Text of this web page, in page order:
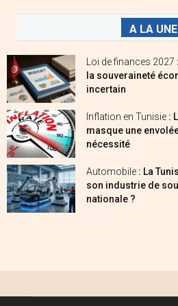
A LA UNE
Loi de finances 2027
la souveraineté
incertain
Inflation en Tunisie :
masque une
nécessité
Automobile : La
son industrie de
nationale ?